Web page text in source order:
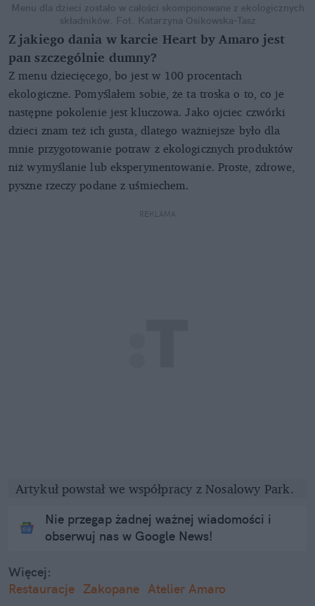
Menu dla dzieci zostało w całości skomponowane z ekologicznych
składników. Fot. Katarzyna Osikowska-Tasz
Z jakiego dania w karcie Heart by Amaro jest
pan szczególnie dumny?
Z menu dziecięcego, bo jest w 100 procentach
ekologiczne. Pomyślałem sobie, że ta troska o to, co je
następne pokolenie jest kluczowa. Jako ojciec czwórki
dzieci znam też ich gusta, dlatego ważniejsze było dla
mnie przygotowanie potraw z ekologicznych produktów
niż wymyślanie lub eksperymentowanie. Proste, zdrowe,
pyszne rzeczy podane z uśmiechem.
REKLAMA
Artykuł powstał we współpracy z Nosalowy Park.
Nie przegap żadnej ważnej wiadomości i
obserwuj nas w Google News!
Więcej:
Restauracje Zakopane Atelier Amaro